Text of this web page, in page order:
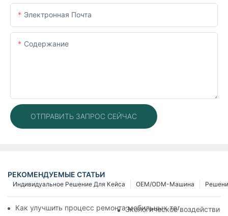
Электронная Почта
Содержание
ОТПРАВИТЬ ЗАПРОС СЕЙЧАС
РЕКОМЕНДУЕМЫЕ СТАТЬИ
OEM/ODM-Машина
Индивидуальное Решение Для Кейса
Как улучшить процесс ремонта мобильных телефонов с
Экологическое